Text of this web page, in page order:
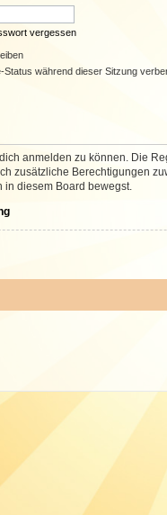
vergessen
Status während dieser Sitzung
anmelden zu können. Die
zusätzliche Berechtigungen
diesem Board bewegst.